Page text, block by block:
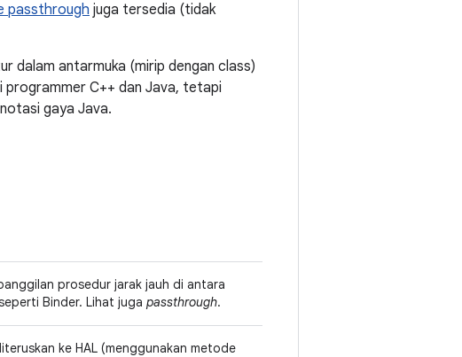
passthrough juga tersedia (tidak
dalam antarmuka (mirip dengan class)
programmer C++ dan Java, tetapi
gaya Java.
prosedur jarak jauh di antara
Binder. Lihat juga passthrough.
ke HAL (menggunakan metode